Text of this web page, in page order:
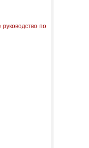
по